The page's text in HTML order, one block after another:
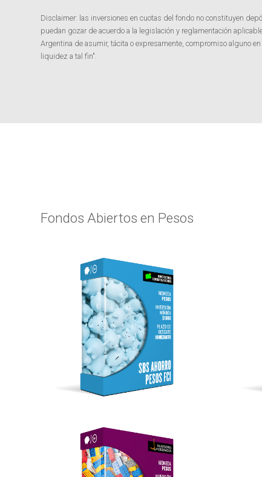
Disclaimer: las inversiones en cuotas del fondo no constituyen
puedan gozar de acuerdo a la legislación y reglamentación
Argentina de asumir, tácita o expresamente, compromiso alguno
liquidez a tal fin".
Fondos Abiertos en Pesos